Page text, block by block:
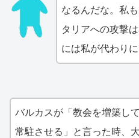
なるんだな。私
タリアへの攻撃
には私が代わり
バルカスが「教会を増築し
常駐させる」と言った時、